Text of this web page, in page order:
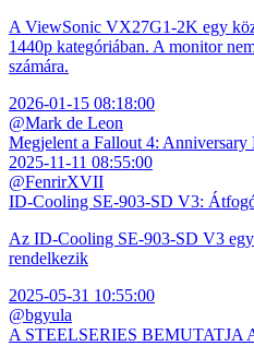
A ViewSonic VX27G1-2K egy
1440p kategóriában. A monitor
számára.
2026-01-15 08:18:00
@Mark de Leon
Megjelent a Fallout 4: Anniversary
2025-11-11 08:55:00
@FenrirXVII
ID-Cooling SE-903-SD V3:
Az ID-Cooling SE-903-SD V3 egy
rendelkezik
2025-05-31 10:55:00
@bgyula
A STEELSERIES